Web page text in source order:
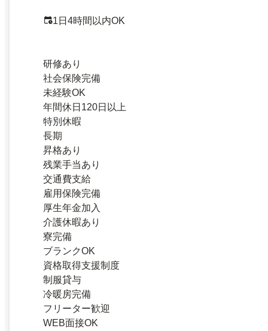
1日4時間以内OK
研修あり
社会保険完備
未経験OK
年間休日120日以上
特別休暇
長期
昇格あり
残業手当あり
交通費支給
雇用保険完備
厚生年金加入
介護休暇あり
寮完備
ブランクOK
資格取得支援制度
制服貸与
冷暖房完備
フリーター歓迎
WEB面接OK